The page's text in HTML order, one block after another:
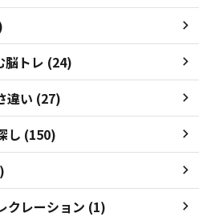
脳トレ (24)
違い (27)
し (150)
クレーション (1)